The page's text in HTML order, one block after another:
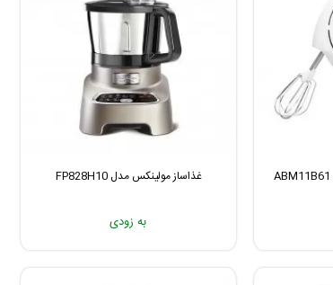
غذاساز مولینکس مدل FP828H10
به زودی